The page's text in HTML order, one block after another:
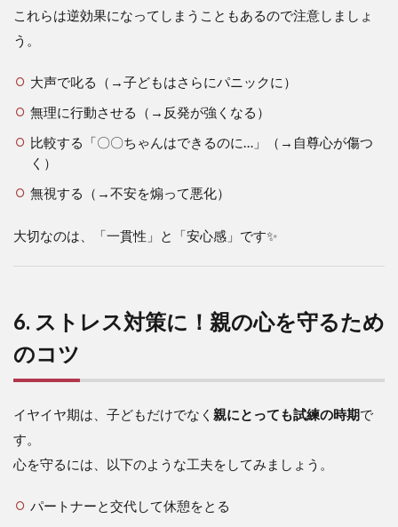
これらは逆効果になってしまうこともあるので注意しましょ
う。
大声で叱る（→子どもはさらにパニックに）
無理に行動させる（→反発が強くなる）
比較する「〇〇ちゃんはできるのに…」（→自尊心が傷つ
く）
無視する（→不安を煽って悪化）
大切なのは、「一貫性」と「安心感」です✨
6. ストレス対策に！親の心を守るため
のコツ
イヤイヤ期は、子どもだけでなく 親にとっても試練の時期で
す。
心を守るには、以下のような工夫をしてみましょう。
パートナーと交代して休憩をとる